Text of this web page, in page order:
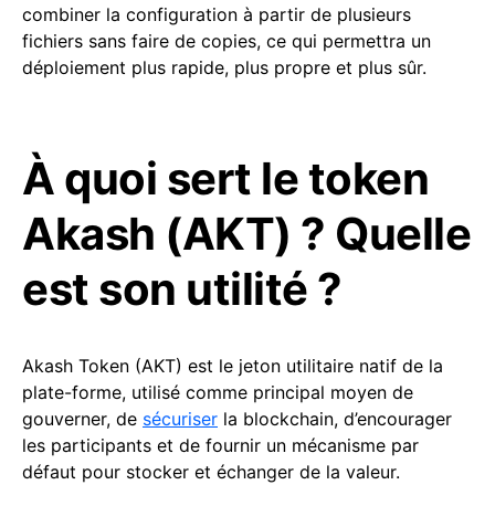
combiner la configuration à partir de plusieurs
fichiers sans faire de copies, ce qui permettra un
déploiement plus rapide, plus propre et plus sûr.
À quoi sert le token
Akash (AKT) ? Quelle
est son utilité ?
Akash Token (AKT) est le jeton utilitaire natif de la
plate-forme, utilisé comme principal moyen de
gouverner, de sécuriser la blockchain, d’encourager
les participants et de fournir un mécanisme par
défaut pour stocker et échanger de la valeur.